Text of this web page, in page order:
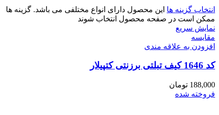
انتخاب گزینه ها این محصول دارای انواع مختلفی می باشد. گزینه ها
ممکن است در صفحه محصول انتخاب شوند
نمایش سریع
مقايسه
افزودن به علاقه مندی
کد 1646 کیف تبلتی برزنتی کتپیلار
188,000 تومان
فروخته شده